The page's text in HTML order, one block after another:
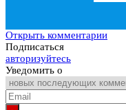
Открыть комментарии
Подписаться
авторизуйтесь
Уведомить о